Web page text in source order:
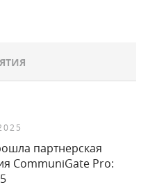
партнерская
CommuniGate Pro: